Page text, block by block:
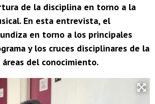
de la disciplina en torno a la
En esta entrevista, el
en torno a los principales
y los cruces disciplinares de la
del conocimiento.